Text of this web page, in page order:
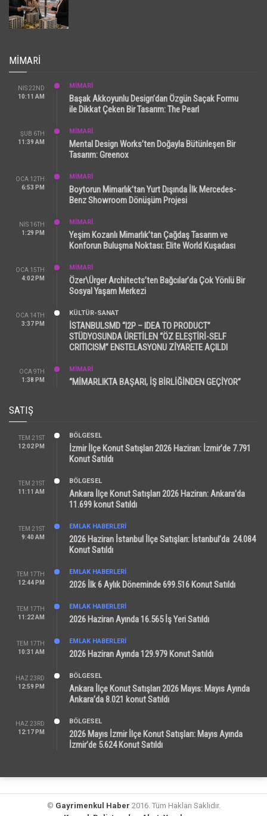
MIMARI
NIS 22ND
10:11 AM
MİMARİ
Başak Akkoyunlu Design’dan Özgün Saçak Formu
ile Dikkat Çeken Bir Tasarım: The Pearl
ŞUB 6TH
11:39 AM
MİMARİ
Mental Design Works’ten Doğayla Bütünleşen Bir
Tasarım: Greenox
OCA 12TH
6:53 PM
MİMARİ
Boytorun Mimarlık’tan Yurt Dışında İlk Mercedes-
Benz Showroom Dönüşüm Projesi
NIS 16TH
1:29 PM
MİMARİ
Yeşim Kozanlı Mimarlık’tan Çağdaş Tasarım ve
Konforun Buluşma Noktası: Elite World Kuşadası
OCA 15TH
4:02 PM
MİMARİ
Özer\Ürger Architects’ten Bağcılar’da Çok Yönlü Bir
Sosyal Yaşam Merkezi
OCA 14TH
3:37 PM
KÜLTÜR-SANAT
İSTANBULSMD “I2P – IDEA TO PRODUCT”
STÜDYOSUNDA ÜRETİLEN “ÖZ ELEŞTİRİ-SELF
CRITICISM” ENSTELASYONU ZİYARETE AÇILDI
OCA 9TH
1:38 PM
MİMARİ
“MİMARLIKTA BAŞARI, İŞ BİRLİĞİNDEN GEÇİYOR”
SATIŞ
TEM 21ST
12:02 PM
BÖLGESEL
İzmir İlçe Konut Satışları 2026 Haziran: İzmir’de 7.791
Konut Satıldı
TEM 21ST
11:11 AM
BÖLGESEL
Ankara İlçe Konut Satışları 2026 Haziran: Ankara’da
11.699 konut Satıldı
TEM 21ST
9:40 AM
EMLAK HABERLERI
2026 Haziran İstanbul İlçe Satışları: İstanbul’da 24.084
Konut Satıldı
TEM 17TH
12:44 PM
EMLAK HABERLERI
2026 İlk 6 Aylık Döneminde 699.516 Konut Satıldı
TEM 17TH
11:22 AM
EMLAK HABERLERI
2026 Haziran Ayında 16.565 İş Yeri Satıldı
TEM 17TH
10:31 AM
EMLAK HABERLERI
2026 Haziran Ayında 129.979 Konut Satıldı
HAZ 23RD
12:59 PM
BÖLGESEL
Ankara İlçe Konut Satışları 2026 Mayıs: Mayıs Ayında
Ankara’da 8.021 konut Satıldı
HAZ 23RD
12:17 PM
BÖLGESEL
2026 Mayıs İzmir İlçe Konut Satışları: Mayıs Ayında
İzmir’de 5.624 Konut Satıldı
© Gayrimenkul Haber 2016. Tüm Hakları Saklıdır.